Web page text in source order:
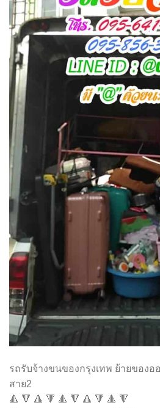
รถรับจ้างขนของกรุงเทพ ย้ายขอ
สาย2
🔺 🔻 🔺 🔻 🔺 🔻 🔺 🔻 🔺 🔻